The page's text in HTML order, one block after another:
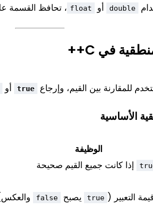
double أو float ، تحافظ القسمة
للمقارنة بين القيم، وإرجاع true أو
الوظيفة
إذا كانت جميع القيم صحيحة
التعبير ( true يصبح false